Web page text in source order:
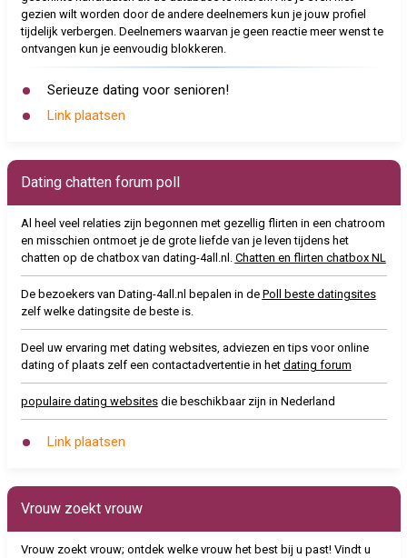
gezien wilt worden door de andere deelnemers kun je jouw profiel
tijdelijk verbergen. Deelnemers waarvan je geen reactie meer wenst te
ontvangen kun je eenvoudig blokkeren.
Serieuze dating voor senioren!
Link plaatsen
Dating chatten forum poll
Al heel veel relaties zijn begonnen met gezellig flirten in een chatroom
en misschien ontmoet je de grote liefde van je leven tijdens het
chatten op de chatbox van dating-4all.nl. Chatten en flirten chatbox NL
De bezoekers van Dating-4all.nl bepalen in de Poll beste datingsites
zelf welke datingsite de beste is.
Deel uw ervaring met dating websites, adviezen en tips voor online
dating of plaats zelf een contactadvertentie in het dating forum
populaire dating websitesdie beschikbaar zijn in Nederland
Link plaatsen
Vrouw zoekt vrouw
Vrouw zoekt vrouw; ontdek welke vrouw het best bij u past! Vindt u